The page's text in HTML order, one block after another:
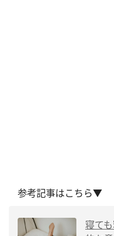
参考記事はこちら▼
寝て